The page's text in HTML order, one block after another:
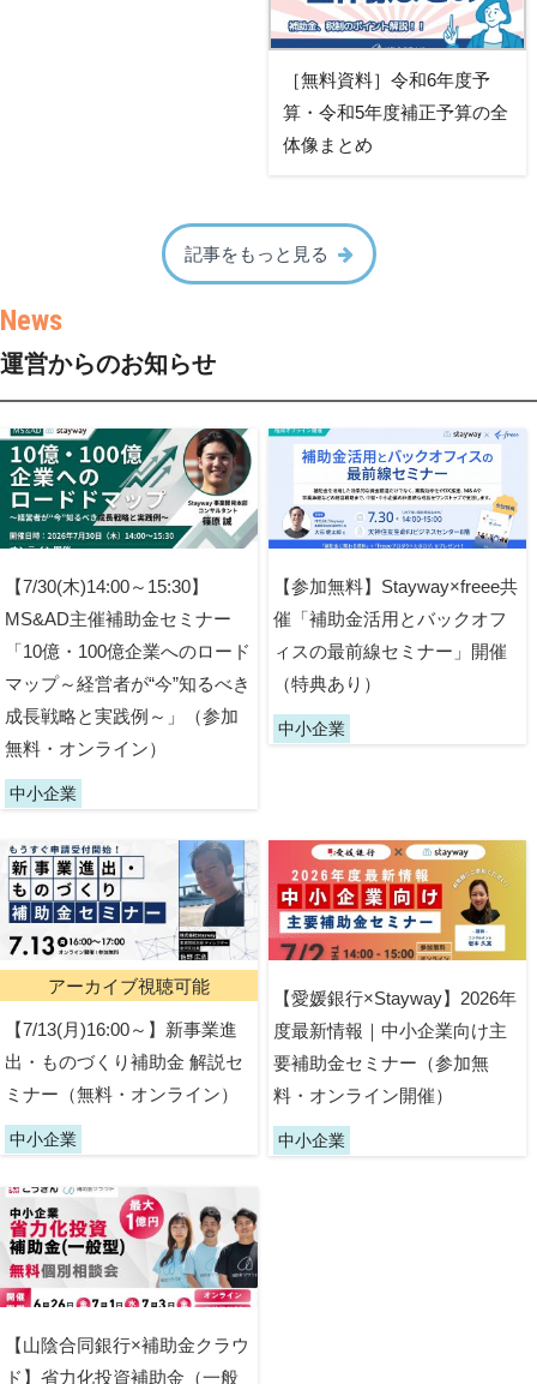
［無料資料］令和6年度予
算・令和5年度補正予算の全
体像まとめ
記事をもっと見る
運営からのお知らせ
【7/30(木)14:00～15:30】
MS&AD主催補助金セミナー
「10億・100億企業へのロード
マップ～経営者が“今”知るべき
成長戦略と実践例～」（参加
無料・オンライン）
中小企業
【参加無料】Stayway×freee共
催「補助金活用とバックオフ
ィスの最前線セミナー」開催
（特典あり）
中小企業
アーカイブ視聴可能
【7/13(月)16:00～】新事業進
出・ものづくり補助金 解説セ
ミナー（無料・オンライン）
中小企業
【愛媛銀行×Stayway】2026年
度最新情報｜中小企業向け主
要補助金セミナー（参加無
料・オンライン開催）
中小企業
【山陰合同銀行×補助金クラウ
ド】省力化投資補助金（一般